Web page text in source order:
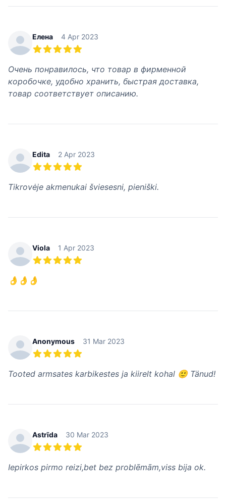
Елена 4 Apr 2023
Очень понравилось, что товар в фирменной
коробочке, удобно хранить, быстрая доставка,
товар соответствует описанию.
Edita 2 Apr 2023
Tikrovėje akmenukai šviesesni, pieniški.
Viola 1 Apr 2023
👌👌👌
Anonymous 31 Mar 2023
Tooted armsates karbikestes ja kiirelt kohal 🙂 Tänud!
Astrīda 30 Mar 2023
Iepirkos pirmo reizi,bet bez problēmām,viss bija ok.